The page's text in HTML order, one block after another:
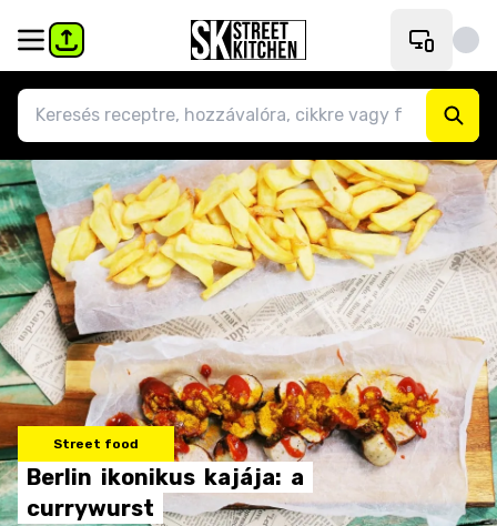
Street food
Berlin ikonikus kajája: a
currywurst